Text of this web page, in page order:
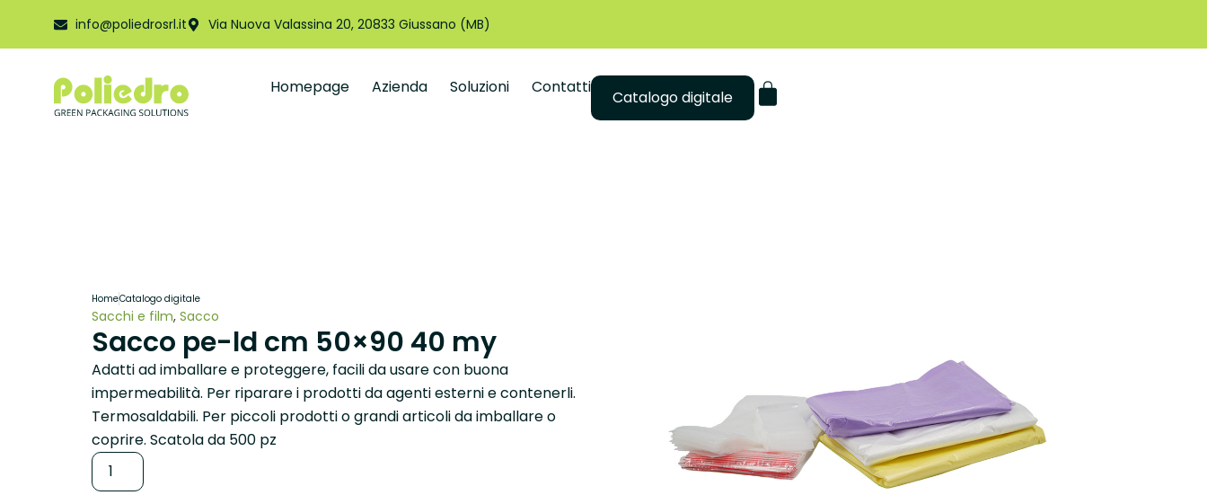
info@poliedrosrl.it Via Nuova Valassina 20, 20833 Giussano (MB)
Homepage Azienda Soluzioni Contatti
Catalogo digitale
HomeCatalogo digitale
Sacchi e film, Sacco
Sacco pe-ld cm 50×90 40 my
Adatti ad imballare e proteggere, facili da usare con buona
impermeabilità. Per riparare i prodotti da agenti esterni e contenerli.
Termosaldabili. Per piccoli prodotti o grandi articoli da imballare o
coprire. Scatola da 500 pz